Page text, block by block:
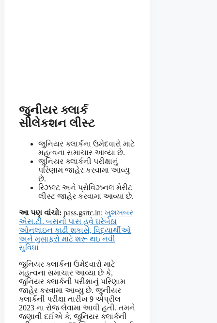
જુનીયર ક્લાર્ક
સીલેકશન લીસ્ટ
જુનિયર ક્લાર્કના ઉમેદવારો માટે
મહત્વના સમાચાર આવ્યા છે.
જુનિયર ક્લાર્કની પરીક્ષાનું
પરિણામ જાહેર કરવામા આવ્યુ
છે.
રિઝલ્ટ અને પ્રોવિઝનલ મેરીટ
લીસ્ટ જાહેર કરવામા આવ્યા છે.
આ પણ વાંચો: pass.gsrtc.in: ખુશખબર
એસ.ટી. બસનો પાસ હવે ઘરેબેઠા
ઓનલાઇન કાઢી શકાસે, વિદ્યાર્થીઓ
અને મુસાફરો માટે શરૂ થઇ નવી
સુવિધા
જુનિયર ક્લાર્કના ઉમેદવારો માટે
મહત્વના સમાચાર આવ્યા છે કે,
જુનિયર ક્લાર્કની પરીક્ષાનું પરિણામ
જાહેર કરવામા આવ્યુ છે. જુનીયર
ક્લાર્કની પરીક્ષા તારીખ 9 એપ્રીલ
2023 ના રોજ લેવામા આવી હતી. તમને
જણાવી દઈએ કે, જુનિયર ક્લાર્કની